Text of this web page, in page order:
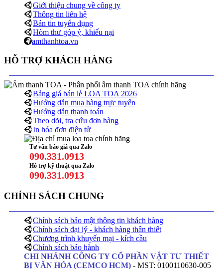
Giới thiệu chung về công ty
Thông tin liên hệ
Bản tin tuyển dụng
Hòm thư góp ý, khiếu nại
amthanhtoa.vn
HỖ TRỢ KHÁCH HÀNG
Bảng giá bán lẻ LOA TOA 2026
Hướng dẫn mua hàng trực tuyến
Hướng dẫn thanh toán
Theo dõi, tra cứu đơn hàng
In hóa đơn điện tử
Tư vấn báo giá qua Zalo
090.331.0913
Hỗ trợ kỹ thuật qua Zalo
090.331.0913
CHÍNH SÁCH CHUNG
Chính sách bảo mật thông tin khách hàng
Chính sách đại lý - khách hàng thân thiết
Chương trình khuyến mại - kích cầu
Chính sách bảo hành
CHI NHÁNH CÔNG TY CỔ PHẦN VẬT TƯ THIẾT
BỊ VĂN HÓA (CEMCO HCM) - MST: 0100110630-005